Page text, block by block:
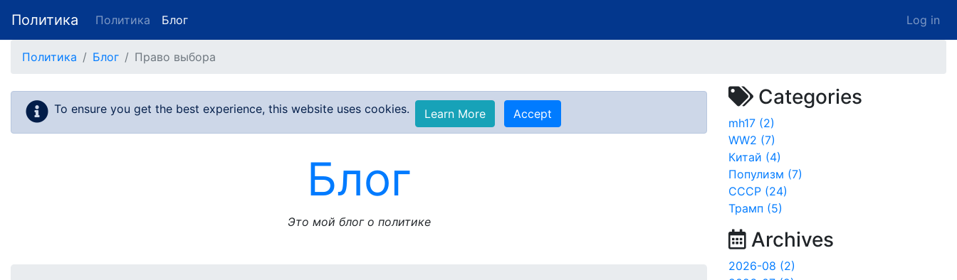
Политика Политика Блог Log in
Политика Блог Право выбора
To ensure you get the best experience, this website uses cookies. Learn More Accept
Блог
Это мой блог о политике
Categories
mh17 (2)
WW2 (7)
Китай (4)
Популизм (7)
СССР (24)
Трамп (5)
Archives
2026-08 (2)